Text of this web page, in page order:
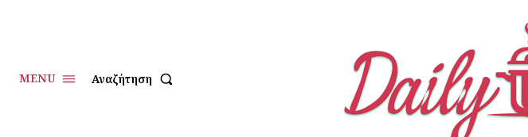
MENU Αναζήτηση